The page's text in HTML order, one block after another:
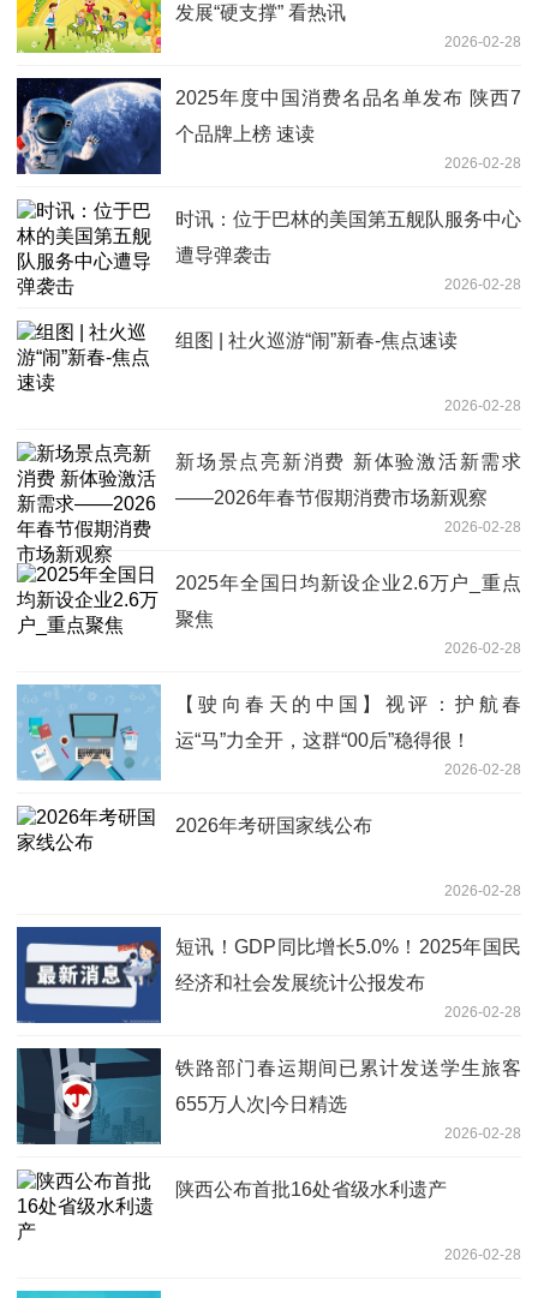
发展“硬支撑” 看热讯
2026-02-28
2025年度中国消费名品名单发布 陕西7
个品牌上榜 速读
2026-02-28
时讯：位于巴林的美国第五舰队服务中心
遭导弹袭击
2026-02-28
组图 | 社火巡游“闹”新春-焦点速读
2026-02-28
新场景点亮新消费 新体验激活新需求
——2026年春节假期消费市场新观察
2026-02-28
2025年全国日均新设企业2.6万户_重点
聚焦
2026-02-28
【驶向春天的中国】视评：护航春
运“马”力全开，这群“00后”稳得很！
2026-02-28
2026年考研国家线公布
2026-02-28
短讯！GDP同比增长5.0%！2025年国民
经济和社会发展统计公报发布
2026-02-28
铁路部门春运期间已累计发送学生旅客
655万人次|今日精选
2026-02-28
陕西公布首批16处省级水利遗产
2026-02-28